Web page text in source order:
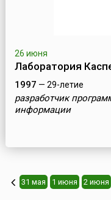
26 июня
Лаборатория
1997 — 29-летие
разработчик
информации
31 мая 1 июня 2 июня